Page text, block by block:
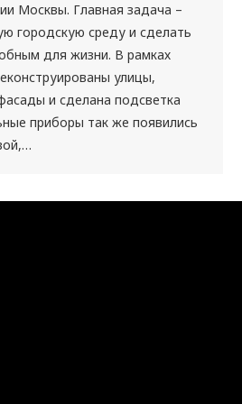
Москвы. Главная задача –
городскую среду и сделать
для жизни. В рамках
улицы,
и сделана подсветка
приборы так же появились